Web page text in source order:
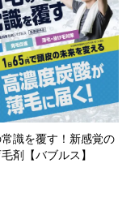
識を覆す！新感覚の
剤【バブルス】